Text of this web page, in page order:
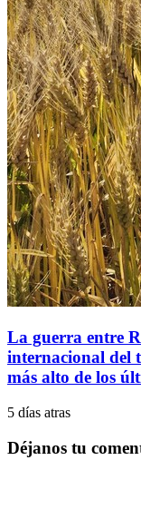
La guerra entre
internacional del
más alto de los
5 días atras
Déjanos tu